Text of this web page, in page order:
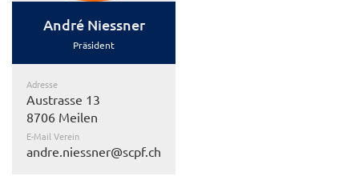
André Niessner
Präsident
Adresse
Austrasse 13
8706 Meilen
E-Mail Verein
andre.niessner@scpf.ch